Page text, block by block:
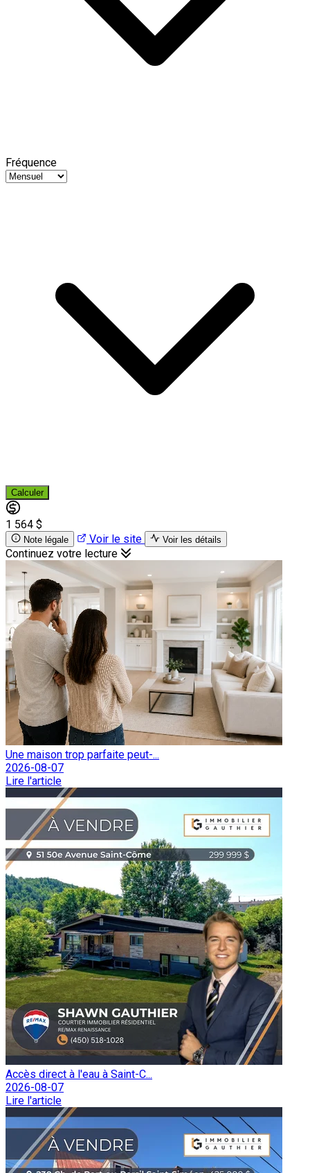
Fréquence
Calculer
1 564 $
Note légale Voir le site Voir les détails
Continuez votre lecture
Une maison trop parfaite peut-...
2026-08-07
Lire l'article
Accès direct à l'eau à Saint-C...
2026-08-07
Lire l'article